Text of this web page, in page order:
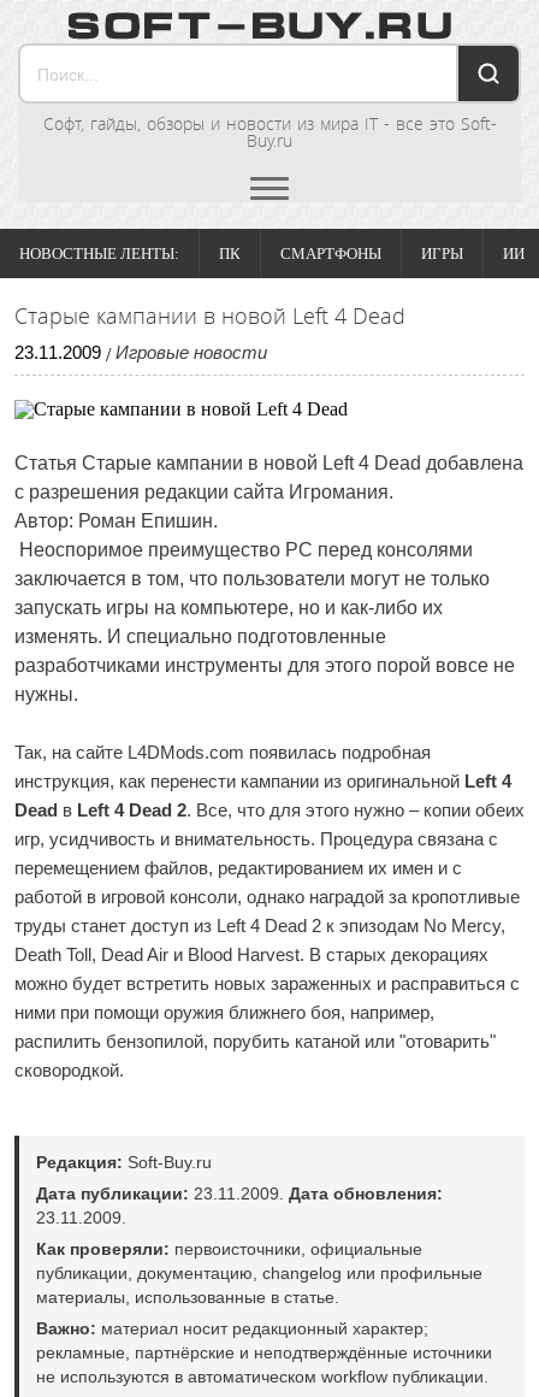
Софт, гайды, обзоры и новости из мира IT - все это Soft-
Buy.ru
НОВОСТНЫЕ ЛЕНТЫ: ПК СМАРТФОНЫ ИГРЫ ИИ
Старые кампании в новой Left 4 Dead
23.11.2009 / Игровые новости
Статья Старые кампании в новой Left 4 Dead добавлена
с разрешения редакции сайта Игромания.
Автор: Роман Епишин.
Неоспоримое преимущество PC перед консолями
заключается в том, что пользователи могут не только
запускать игры на компьютере, но и как-либо их
изменять. И специально подготовленные
разработчиками инструменты для этого порой вовсе не
нужны.
Так, на сайте L4DMods.com появилась подробная
инструкция, как перенести кампании из оригинальной Left 4
Dead в Left 4 Dead 2. Все, что для этого нужно – копии обеих
игр, усидчивость и внимательность. Процедура связана с
перемещением файлов, редактированием их имен и с
работой в игровой консоли, однако наградой за кропотливые
труды станет доступ из Left 4 Dead 2 к эпизодам No Mercy,
Death Toll, Dead Air и Blood Harvest. В старых декорациях
можно будет встретить новых зараженных и расправиться с
ними при помощи оружия ближнего боя, например,
распилить бензопилой, порубить катаной или "отоварить"
сковородкой.
Редакция: Soft-Buy.ru
Дата публикации: 23.11.2009. Дата обновления:
23.11.2009.
Как проверяли: первоисточники, официальные
публикации, документацию, changelog или профильные
материалы, использованные в статье.
Важно: материал носит редакционный характер;
рекламные, партнёрские и неподтверждённые источники
не используются в автоматическом workflow публикации.